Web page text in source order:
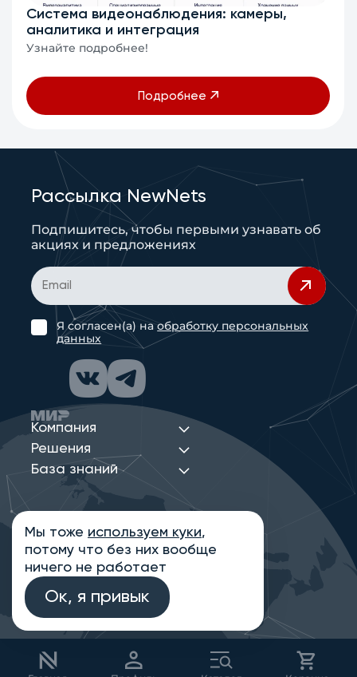
Система видеонаблюдения: камеры,
аналитика и интеграция
Узнайте подробнее!
Подробнее
Компания
Решения
База знаний
Рассылка NewNets
Подпишитесь, чтобы первыми узнавать об
акциях и предложениях
Я согласен(а) наобработку персональных
данных
Политика конфиденциальности
Информация на сайте носит ознакомительный
характер и не является публичной офертой,
определяемой положениями статьи 437
Гражданского кодекса РФ
© 2013-2026 Новые Сети Интеграция
Мы тоже используем куки,
потому что без них вообще
ничего не работает
Ок, я привык